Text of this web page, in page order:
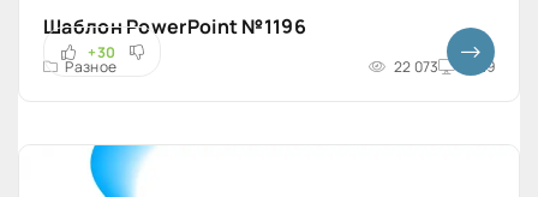
Шаблон PowerPoint №1196
Разное 22 073 16x9
+30